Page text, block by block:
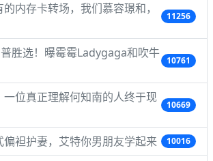
内存卡转场，我们慕容璟和，
11256
胜选！曝霉霉Ladygaga和吹牛
10761
一位真正理解何知南的人终于现
10669
袒护妻，艾特你男朋友学起来 10016